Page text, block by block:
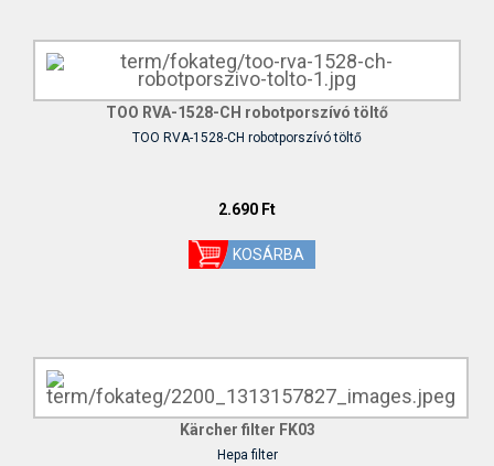
TOO RVA-1528-CH robotporszívó töltő
TOO RVA-1528-CH robotporszívó töltő
2.690 Ft
Kärcher filter FK03
Hepa filter